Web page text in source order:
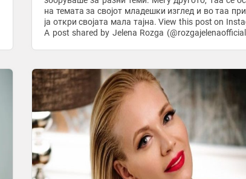
на темата за својот младешки изглед и во таа
ја откри својата мала тајна. View this post on
A post shared by Jelena Rozga